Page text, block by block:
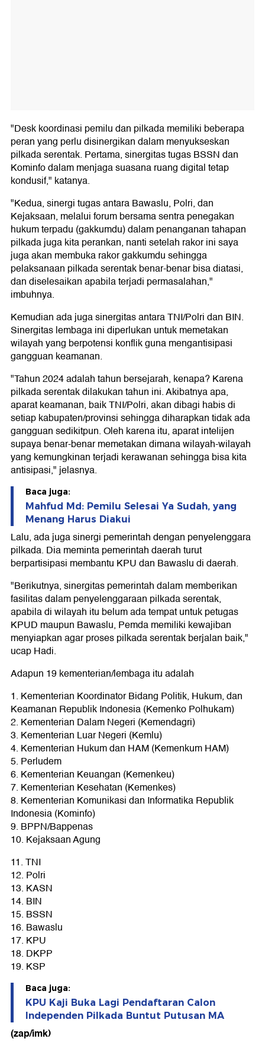
"Desk koordinasi pemilu dan pilkada memiliki beberapa
peran yang perlu disinergikan dalam menyukseskan
pilkada serentak. Pertama, sinergitas tugas BSSN dan
Kominfo dalam menjaga suasana ruang digital tetap
kondusif," katanya.
"Kedua, sinergi tugas antara Bawaslu, Polri, dan
Kejaksaan, melalui forum bersama sentra penegakan
hukum terpadu (gakkumdu) dalam penanganan tahapan
pilkada juga kita perankan, nanti setelah rakor ini saya
juga akan membuka rakor gakkumdu sehingga
pelaksanaan pilkada serentak benar-benar bisa diatasi,
dan diselesaikan apabila terjadi permasalahan,"
imbuhnya.
Kemudian ada juga sinergitas antara TNI/Polri dan BIN.
Sinergitas lembaga ini diperlukan untuk memetakan
wilayah yang berpotensi konflik guna mengantisipasi
gangguan keamanan.
"Tahun 2024 adalah tahun bersejarah, kenapa? Karena
pilkada serentak dilakukan tahun ini. Akibatnya apa,
aparat keamanan, baik TNI/Polri, akan dibagi habis di
setiap kabupaten/provinsi sehingga diharapkan tidak ada
gangguan sedikitpun. Oleh karena itu, aparat intelijen
supaya benar-benar memetakan dimana wilayah-wilayah
yang kemungkinan terjadi kerawanan sehingga bisa kita
antisipasi," jelasnya.
Baca juga:
Mahfud Md: Pemilu Selesai Ya Sudah, yang
Menang Harus Diakui
Lalu, ada juga sinergi pemerintah dengan penyelenggara
pilkada. Dia meminta pemerintah daerah turut
berpartisipasi membantu KPU dan Bawaslu di daerah.
"Berikutnya, sinergitas pemerintah dalam memberikan
fasilitas dalam penyelenggaraan pilkada serentak,
apabila di wilayah itu belum ada tempat untuk petugas
KPUD maupun Bawaslu, Pemda memiliki kewajiban
menyiapkan agar proses pilkada serentak berjalan baik,"
ucap Hadi.
Adapun 19 kementerian/lembaga itu adalah
1. Kementerian Koordinator Bidang Politik, Hukum, dan
Keamanan Republik Indonesia (Kemenko Polhukam)
2. Kementerian Dalam Negeri (Kemendagri)
3. Kementerian Luar Negeri (Kemlu)
4. Kementerian Hukum dan HAM (Kemenkum HAM)
5. Perludem
6. Kementerian Keuangan (Kemenkeu)
7. Kementerian Kesehatan (Kemenkes)
8. Kementerian Komunikasi dan Informatika Republik
Indonesia (Kominfo)
9. BPPN/Bappenas
10. Kejaksaan Agung
11. TNI
12. Polri
13. KASN
14. BIN
15. BSSN
16. Bawaslu
17. KPU
18. DKPP
19. KSP
Baca juga:
KPU Kaji Buka Lagi Pendaftaran Calon
Independen Pilkada Buntut Putusan MA
(zap/imk)